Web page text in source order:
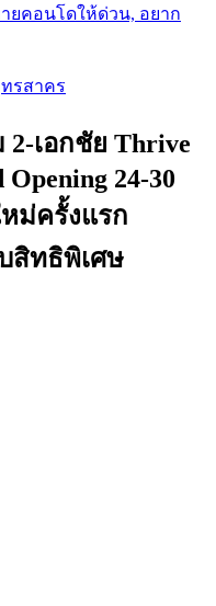
ยคอนโดให้ด่วน, อยาก
รสาคร
2-เอกชัย Thrive
24-30
ม่ครั้งแรก
สิทธิพิเศษ